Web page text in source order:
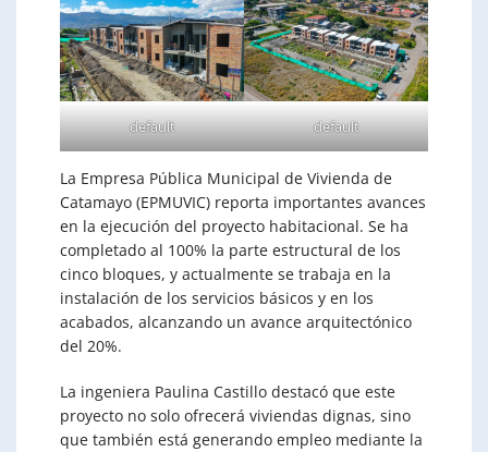
default default
La Empresa Pública Municipal de Vivienda de
Catamayo (EPMUVIC) reporta importantes avances
en la ejecución del proyecto habitacional. Se ha
completado al 100% la parte estructural de los
cinco bloques, y actualmente se trabaja en la
instalación de los servicios básicos y en los
acabados, alcanzando un avance arquitectónico
del 20%.
La ingeniera Paulina Castillo destacó que este
proyecto no solo ofrecerá viviendas dignas, sino
que también está generando empleo mediante la